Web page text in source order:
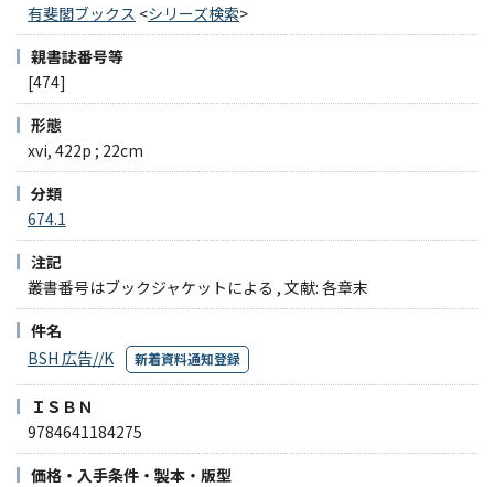
有斐閣ブックス <シリーズ検索>
親書誌番号等
[474]
形態
xvi, 422p ; 22cm
分類
674.1
注記
叢書番号はブックジャケットによる , 文献: 各章末
件名
BSH 広告//K
新着資料通知登録
ＩＳＢＮ
9784641184275
価格・入手条件・製本・版型